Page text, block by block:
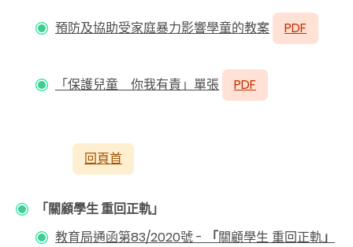
預防及協助受家庭暴力影響學童的教案
PDF
「保護兒童 你我有責」單張 PDF
回頁首
「關顧學生 重回正軌」
教育局通函第83/2020號- 「關顧學生 重回正軌」